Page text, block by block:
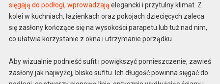
sięgają do podłogi, wprowadzają elegancki i przytulny klimat. Z
kolei w kuchniach, łazienkach oraz pokojach dziecięcych zaleca
się zasłony kończące się na wysokości parapetu lub tuż nad nim,
co ułatwia korzystanie z okna i utrzymanie porządku.
Aby wizualnie podnieść sufit i powiększyć pomieszczenie, zawieś
zasłony jak najwyżej, blisko sufitu. Ich długość powinna sięgać do